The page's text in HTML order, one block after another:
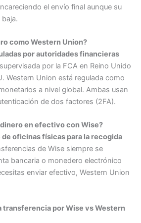
el envío final aunque su
como Western Union?
por autoridades financieras
por la FCA en Reino Unido
Western Union está regulada como
a nivel global. Ambas usan
de dos factores (2FA).
en efectivo con Wise?
de oficinas físicas para la recogida
de Wise siempre se
bancaria o monedero electrónico
enviar efectivo, Western Union
transferencia por Wise vs Western